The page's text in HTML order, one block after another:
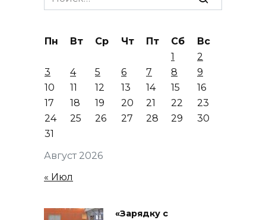
for:
Август 2026
Пн Вт Ср Чт Пт Сб
Вс
1
2
3
4 5 6 7 8
9
10
11 12 13 14 15
16
17
18 19 20 21 22
23
24
25 26 27 28 29
30
31
« Июл
«Зарядку с